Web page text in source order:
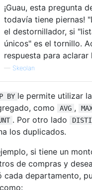
¡Guau, esta pregunta
todavía tiene piernas!
el destornillador, si
únicos" es el tornillo.
respuesta para aclarar
— Skeolan
BY le permite utilizar
como
AVG ,
. Por otro lado
los duplicados.
si tiene un
de compras y
cada departamento,